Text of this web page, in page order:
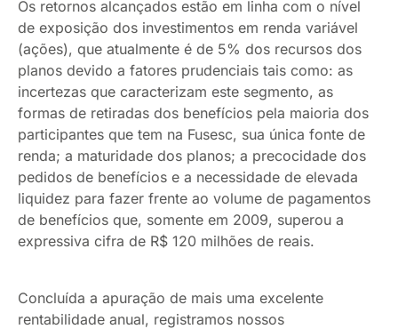
Os retornos alcançados estão em linha com o nível
de exposição dos investimentos em renda variável
(ações), que atualmente é de 5% dos recursos dos
planos devido a fatores prudenciais tais como: as
incertezas que caracterizam este segmento, as
formas de retiradas dos benefícios pela maioria dos
participantes que tem na Fusesc, sua única fonte de
renda; a maturidade dos planos; a precocidade dos
pedidos de benefícios e a necessidade de elevada
liquidez para fazer frente ao volume de pagamentos
de benefícios que, somente em 2009, superou a
expressiva cifra de R$ 120 milhões de reais.
Concluída a apuração de mais uma excelente
rentabilidade anual, registramos nossos